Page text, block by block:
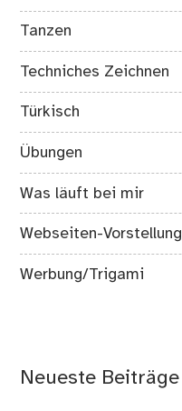
Tanzen
Techniches Zeichnen
Türkisch
Übungen
Was läuft bei mir
Webseiten-Vorstellung
Werbung/Trigami
Neueste Beiträge